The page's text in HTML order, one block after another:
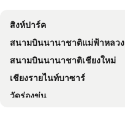
Pimann Inn Hotel
Baan Bua Guest House
The Riverie by Katathani
Chainarai Riverside Recreation Centre
Nai Ya Hotel
สิงห์ปาร์ค
สนามบินนานาชาติแม่ฟ้าหลวง
สนามบินนานาชาติเชียงใหม่
เชียงรายไนท์บาซาร์
วัดร่องขุ่น